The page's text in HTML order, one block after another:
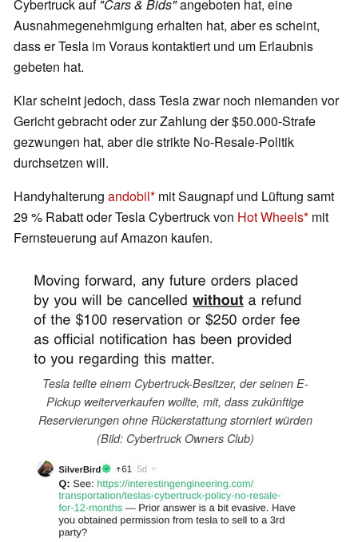
Cybertruck auf "Cars & Bids"angeboten hat, eine
Ausnahmegenehmigung erhalten hat, aber es scheint,
dass er Tesla im Voraus kontaktiert und um Erlaubnis
gebeten hat.
Klar scheint jedoch, dass Tesla zwar noch niemanden vor
Gericht gebracht oder zur Zahlung der $50.000-Strafe
gezwungen hat, aber die strikte No-Resale-Politik
durchsetzen will.
Handyhalterung andobil mit Saugnapf und Lüftung samt
29 % Rabatt oder Tesla Cybertruck von Hot Wheels mit
Fernsteuerung auf Amazon kaufen.
Tesla teilte einem Cybertruck-Besitzer, der seinen E-
Pickup weiterverkaufen wollte, mit, dass zukünftige
Reservierungen ohne Rückerstattung storniert würden
(Bild: Cybertruck Owners Club)